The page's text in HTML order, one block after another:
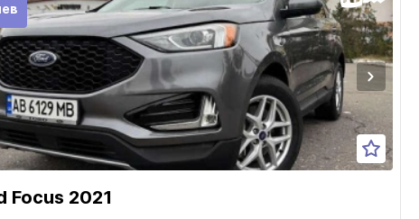
Focus 2021